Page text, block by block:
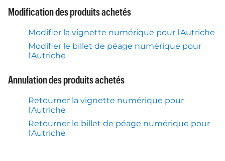
Modification des produits achetés
Modifier la vignette numérique pour l'Autriche
Modifier le billet de péage numérique pour
l'Autriche
Annulation des produits achetés
Retourner la vignette numérique pour
l'Autriche
Retourner le billet de péage numérique pour
l'Autriche